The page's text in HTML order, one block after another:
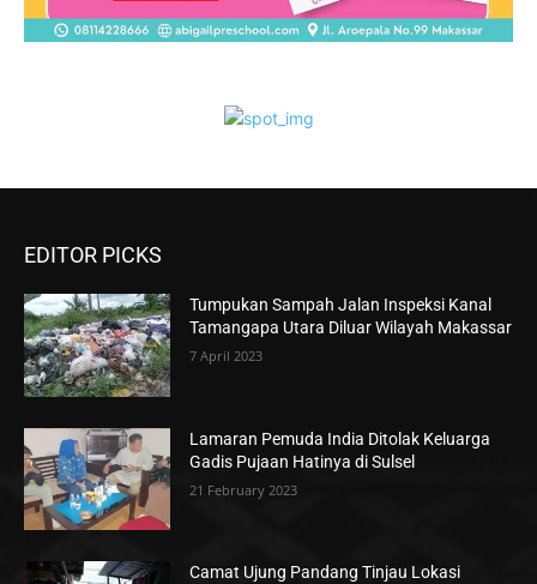
EDITOR PICKS
Tumpukan Sampah Jalan Inspeksi Kanal
Tamangapa Utara Diluar Wilayah Makassar
7 April 2023
Lamaran Pemuda India Ditolak Keluarga
Gadis Pujaan Hatinya di Sulsel
21 February 2023
Camat Ujung Pandang Tinjau Lokasi